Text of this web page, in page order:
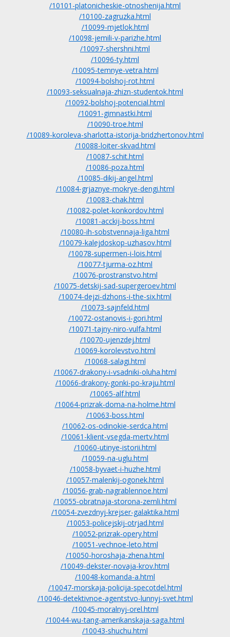
/10101-platonicheskie-otnoshenija.html
/10100-zagruzka.html
/10099-mjetlok.html
/10098-jemili-v-parizhe.html
/10097-shershni.html
/10096-ty.html
/10095-temnye-vetra.html
/10094-bolshoj-rot.html
/10093-seksualnaja-zhizn-studentok.html
/10092-bolshoj-potencial.html
/10091-gimnastki.html
/10090-troe.html
/10089-koroleva-sharlotta-istorija-bridzhertonov.html
/10088-loiter-skvad.html
/10087-schit.html
/10086-poza.html
/10085-dikij-angel.html
/10084-grjaznye-mokrye-dengi.html
/10083-chak.html
/10082-polet-konkordov.html
/10081-acckij-boss.html
/10080-ih-sobstvennaja-liga.html
/10079-kalejdoskop-uzhasov.html
/10078-supermen-i-lois.html
/10077-tjurma-oz.html
/10076-prostranstvo.html
/10075-detskij-sad-supergeroev.html
/10074-dejzi-dzhons-i-the-six.html
/10073-sajnfeld.html
/10072-ostanovis-i-gori.html
/10071-tajny-niro-vulfa.html
/10070-ujenzdej.html
/10069-korolevstvo.html
/10068-salagi.html
/10067-drakony-i-vsadniki-oluha.html
/10066-drakony-gonki-po-kraju.html
/10065-alf.html
/10064-prizrak-doma-na-holme.html
/10063-boss.html
/10062-os-odinokie-serdca.html
/10061-klient-vsegda-mertv.html
/10060-utinye-istorii.html
/10059-na-uglu.html
/10058-byvaet-i-huzhe.html
/10057-malenkij-ogonek.html
/10056-grab-nagrablennoe.html
/10055-obratnaja-storona-zemli.html
/10054-zvezdnyj-krejser-galaktika.html
/10053-policejskij-otrjad.html
/10052-prizrak-opery.html
/10051-vechnoe-leto.html
/10050-horoshaja-zhena.html
/10049-dekster-novaja-krov.html
/10048-komanda-a.html
/10047-morskaja-policija-specotdel.html
/10046-detektivnoe-agentstvo-lunnyj-svet.html
/10045-moralnyj-orel.html
/10044-wu-tang-amerikanskaja-saga.html
/10043-shuchu.html